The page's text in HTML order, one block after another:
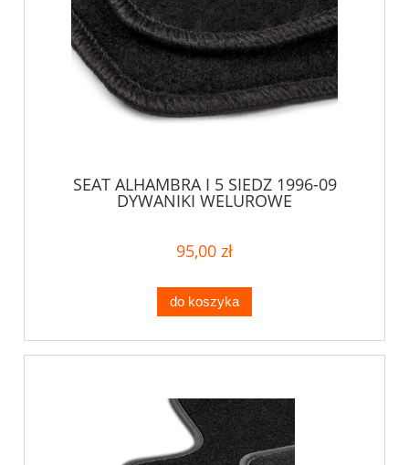
SEAT ALHAMBRA I 5 SIEDZ 1996-09
DYWANIKI WELUROWE
95,00 zł
do koszyka